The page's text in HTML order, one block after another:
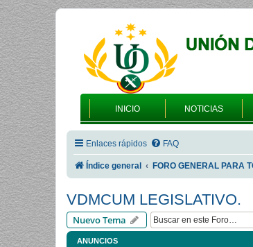
INICIO NOTICIAS
Enlaces rápidos FAQ
Índice general FORO GENERAL PARA
VDMCUM LEGISLATIVO.
Nuevo Tema
ANUNCIOS